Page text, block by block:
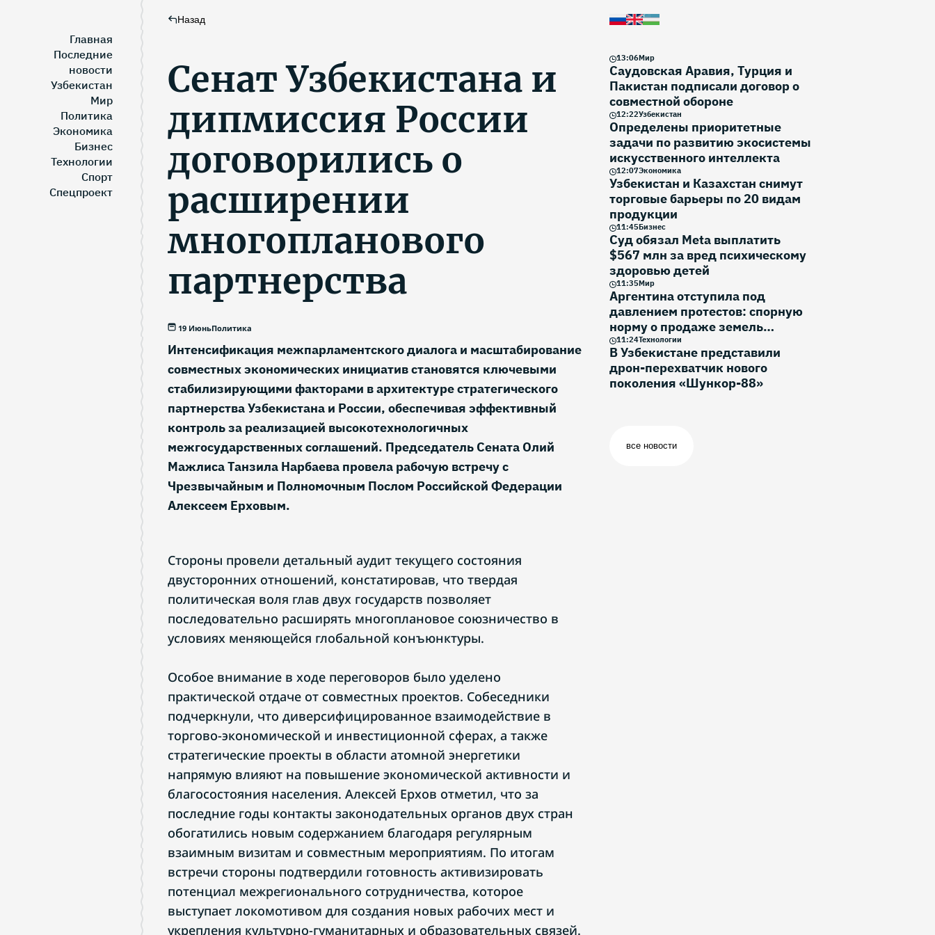
Главная
Последние
новости
Узбекистан
Мир
Политика
Экономика
Бизнес
Технологии
Спорт
Спецпроект
Назад
Сенат Узбекистана и
дипмиссия России
договорились о
расширении
многопланового
партнерства
19 ИюньПолитика
Интенсификация межпарламентского диалога и масштабирование
совместных экономических инициатив становятся ключевыми
стабилизирующими факторами в архитектуре стратегического
партнерства Узбекистана и России, обеспечивая эффективный
контроль за реализацией высокотехнологичных
межгосударственных соглашений. Председатель Сената Олий
Мажлиса Танзила Нарбаева провела рабочую встречу с
Чрезвычайным и Полномочным Послом Российской Федерации
Алексеем Ерховым.
Стороны провели детальный аудит текущего состояния
двусторонних отношений, констатировав, что твердая
политическая воля глав двух государств позволяет
последовательно расширять многоплановое союзничество в
условиях меняющейся глобальной конъюнктуры.
Особое внимание в ходе переговоров было уделено
практической отдаче от совместных проектов. Собеседники
подчеркнули, что диверсифицированное взаимодействие в
торгово-экономической и инвестиционной сферах, а также
стратегические проекты в области атомной энергетики
напрямую влияют на повышение экономической активности и
благосостояния населения. Алексей Ерхов отметил, что за
последние годы контакты законодательных органов двух стран
обогатились новым содержанием благодаря регулярным
взаимным визитам и совместным мероприятиям. По итогам
встречи стороны подтвердили готовность активизировать
потенциал межрегионального сотрудничества, которое
выступает локомотивом для создания новых рабочих мест и
укрепления культурно-гуманитарных и образовательных связей.
13:06Мир
Саудовская Аравия, Турция и
Пакистан подписали договор о
совместной обороне
12:22Узбекистан
Определены приоритетные
задачи по развитию экосистемы
искусственного интеллекта
12:07Экономика
Узбекистан и Казахстан снимут
торговые барьеры по 20 видам
продукции
11:45Бизнес
Суд обязал Meta выплатить
$567 млн за вред психическому
здоровью детей
11:35Мир
Аргентина отступила под
давлением протестов: спорную
норму о продаже земель
иностранцам исключили
11:24Технологии
В Узбекистане представили
дрон-перехватчик нового
поколения «Шункор-88»
все новости